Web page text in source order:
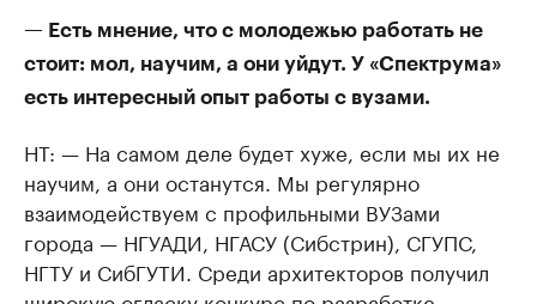
— Есть мнение, что с молодежью работать не
стоит: мол, научим, а они уйдут. У «Спектрума»
есть интересный опыт работы с вузами.
НТ: — На самом деле будет хуже, если мы их не
научим, а они останутся. Мы регулярно
взаимодействуем с профильными ВУЗами
города — НГУАДИ, НГАСУ (Сибстрин), СГУПС,
НГТУ и СибГУТИ. Среди архитекторов получил